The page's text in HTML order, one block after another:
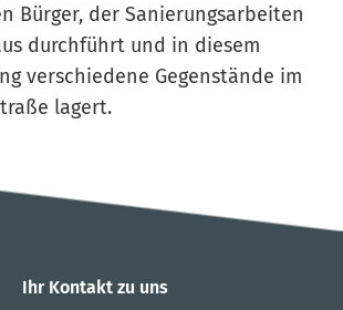
Bürger, der Sanierungsarbeiten
durchführt und in diesem
verschiedene Gegenstände im
lagert.
Ihr Kontakt zu uns